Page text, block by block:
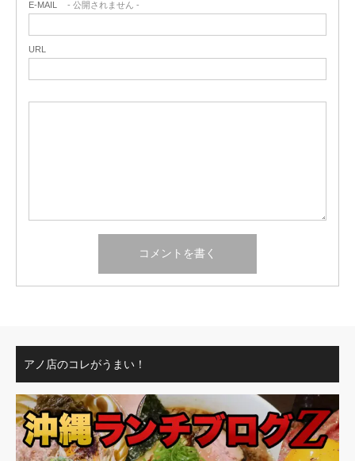
E-MAIL - 公開されません -
URL
アノ店のコレがうまい！